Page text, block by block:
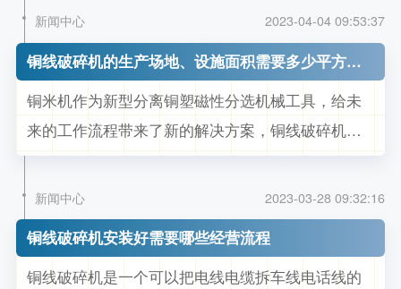
小型铜米机、大型铜米机。杂线铜米机主要由粉碎
机、比重分选机（气流分选机）、袋式除尘器、输
送机、振动筛组成。在废旧电线回收行业中，。有
些原料是经过粉碎剪切分拣的，电线的粗细...
新闻中心 2023-04-04 09:53:37
铜线破碎机的生产场地、设施面积需要多少平方呢？
铜米机作为新型分离铜塑磁性分选机械工具，给未
来的工作流程带来了新的解决方案，铜线破碎机的
生产场地、设施面积需要40平方左右，整个设备它
采用特殊的全自动控制机构,加工环境环保，通过主
动轴和悬臂组成的滑块传动装置以及泵电机来控制
它的工作状态，它的应用范围非常广泛，可以用于
加工各种废旧杂线、平方线、拆车线...
新闻中心 2023-03-28 09:32:16
铜线破碎机安装好需要哪些经营流程
铜线破碎机是一个可以把电线电缆拆车线电话线的